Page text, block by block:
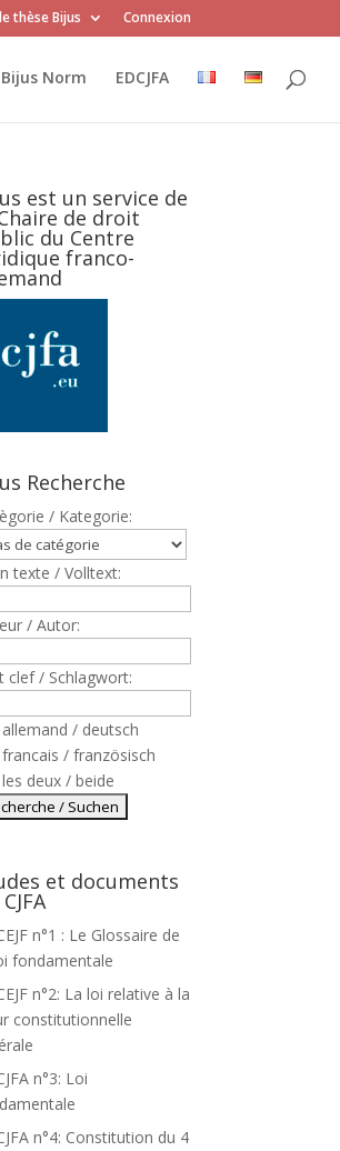
thèse Bijus Connexion
Bijus Norm EDCJFA
est un service de
de droit
du Centre
franco-
Recherche
/ Kategorie:
texte / Volltext:
/ Autor:
clef / Schlagwort:
allemand / deutsch
francais / französisch
les deux / beide
et documents
n°1 : Le Glossaire de
fondamentale
n°2: La loi relative à la
constitutionnelle
n°3: Loi
n°4: Constitution du 4